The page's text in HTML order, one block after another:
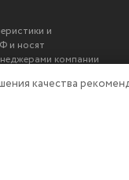
и
и носят
компании
качества